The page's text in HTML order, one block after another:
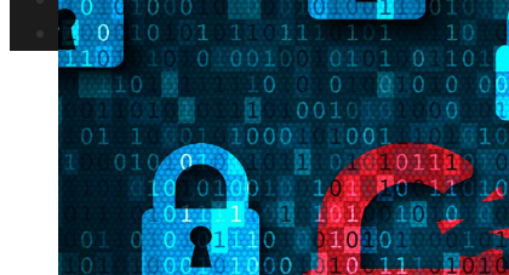
Inversiones y negocios